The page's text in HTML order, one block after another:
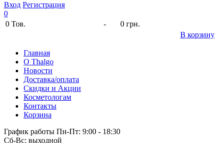
Вход Регистрация
0
0 Тов. -
0 грн.
В корзину
Главная
O Thalgo
Новости
Доставка/оплата
Скидки и Акции
Косметологам
Контакты
Корзина
График работы Пн-Пт: 9:00 - 18:30
Сб-Вс: выходной